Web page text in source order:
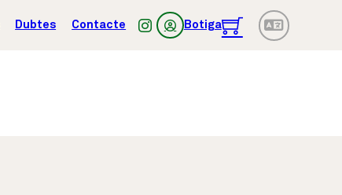
Dubtes Contacte Botiga